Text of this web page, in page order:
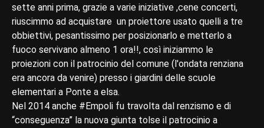
sette anni prima, grazie a varie iniziative ,cene concerti,
riuscimmo ad acquistare un proiettore usato quelli a tre
obbiettivi, pesantissimo per posizionarlo e metterlo a
fuoco servivano almeno 1 ora!!, così iniziammo le
proiezioni con il patrocinio del comune (l'ondata renziana
era ancora da venire) presso i giardini delle scuole
elementari a Ponte a elsa.
Nel 2014 anche #Empoli fu travolta dal renzismo e di
“conseguenza” la nuova giunta tolse il patrocinio a